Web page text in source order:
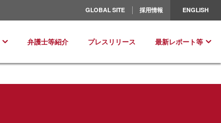
GLOBAL SITE 採用情報 ENGLISH
ヨーロッパ
弁護士等紹介 プレスリリース 最新レポート等